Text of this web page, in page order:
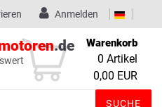
Wunschliste (0)
Anmelden
.de
SUCHE
Warenkorb
0 Artikel
0,00 EUR